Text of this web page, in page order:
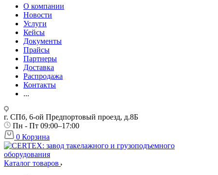
О компании
Новости
Услуги
Кейсы
Документы
Прайсы
Партнеры
Доставка
Распродажа
Контакты
...
г. СПб, 6-ой Предпортовый проезд, д.8Б
Пн - Пт 09:00–17:00
0 Корзина
Каталог товаров